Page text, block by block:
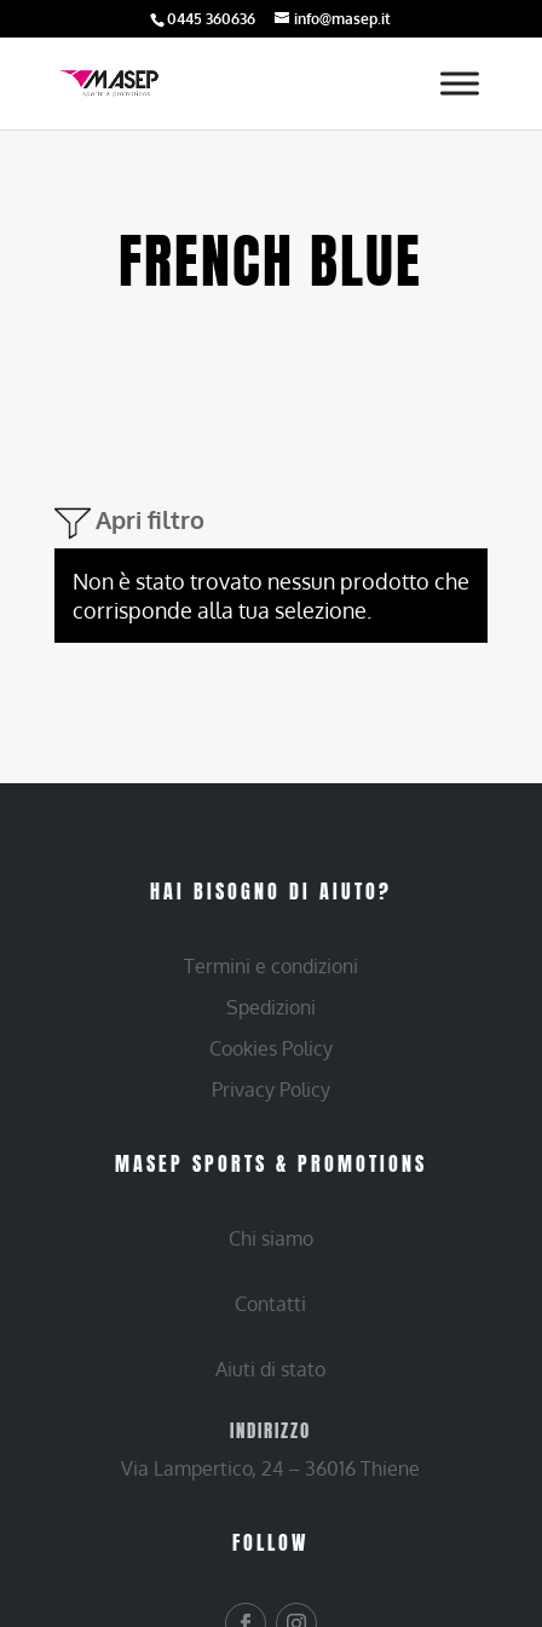
0445 360636 info@masep.it
FRENCH BLUE
Apri filtro
Non è stato trovato nessun prodotto che
corrisponde alla tua selezione.
HAI BISOGNO DI AIUTO?
Termini e condizioni
Spedizioni
Cookies Policy
Privacy Policy
MASEP SPORTS & PROMOTIONS
Chi siamo
Contatti
Aiuti di stato
INDIRIZZO
Via Lampertico, 24 – 36016 Thiene
FOLLOW